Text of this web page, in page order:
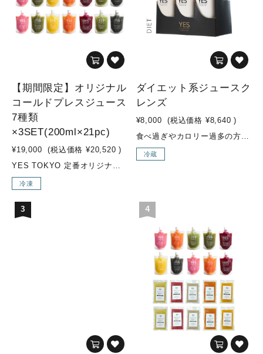
【期間限定】オリジナル
コールドプレスジュース
7種類
×3SET(200ml×21pc)
¥19,000 (税込価格 ¥20,520 )
YES TOKYO 定番オリジナルコールドプレスジュースに加え、季節限定メニューの『Attractive woman』『Brand New Day』を加えた【期間限定 7種類×3SET】【YES TOKYO オリジナルコールドプレスジュースとは...？】水・着色料・保存料などの添加物を一切使用せず、野菜・果物のみをコールドプレス製法でお搾りしたオリジナルジュースを、ご自宅でも気軽にお召し上がり頂けるように、冷凍してお届けします。【コールドプレス製法とは...？】コールドプレスとは熱を加えずに抽出する低音圧搾製法のことです。 そして、不溶性の食物繊維は除かれる為、胃腸への負担が少なく、吸収率も高まり栄養補給に優れています。様々なお野菜やフルーツを一度に効率よく摂取でき、お野菜不足の方はもちろん、お食事の代わりに置き換えるジュースクレンズ用として、お子様用ジュースとしてもオススメです。普段のお食事ではなかなか摂取しにくい栄養素も、YES TOKYOオリジナルコールドプレスジュースで取り入れ、食生活の見直しや健康や美容のサポートに繋げていきましょう！ こんな方にオススメ！・野菜不足の方・腸内環境改善・2DAYSクレンズを行いたい方 素材・成分■Brand New Day(SEASONAL)・リンゴ/パイナップル/小松菜/レモン/チャコール(竹炭)■Attractive woman(SEASONAL)・リンゴ/紫キャベツ/キャベツ/レモン■ZESTY・リンゴ/パイナップル/ショウガ■SUNRISE GLOW・ニンジン/パイナップル/ショウガ/グレープフルーツ■LUSH LIFE・小松菜/リンゴ/レモン■SUBLIME GREEN・ケール/パイナップル/オレンジ/キュウリ/レモン■LIQUID BEET・ビーツ/リンゴ/ショウガ/レモン内容量・オリジナルコールドプレスジュース：200ml×21pc※各種3pcずつ
冷凍
ダイエット系ジュースク
レンズ
¥8,000 (税込価格 ¥8,640 )
食べ過ぎやカロリー過多の方のためのダイエットプログラム緑の野菜(ケール、ホウレン草、セロリ等)をたっぷりと使用し、糖質控えめな果物やカロリーを控えめにしたジュースが入ったダイエット系セットです。“お野菜感”のある味のジュースが多く入っています。ジュースクレンズ経験の豊富な方や、ファスティング経験のある方、ダイエット中の方などにオススメです。 こんな方にオススメ！・ダイエット中にバランス良く栄養補給したい方・ジュースクレンズ上級者の方・ウェイトコントロールしたい方・緑の野菜（ケール、ホウレン草、セロリなど）を多く摂取したい方・糖質制限しつつ、日常的に不足した野菜の栄養素をより多く補給したい方 セット内容MOSS GREEN / GREEN GOODNESS / SEA SIDE / ENERGIZER / VENUSなどが入ります 内容量350ml×6本
冷蔵
3 4